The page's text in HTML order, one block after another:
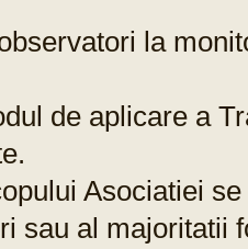
la
de aplicare a
Asociatiei
sau al majoritatii